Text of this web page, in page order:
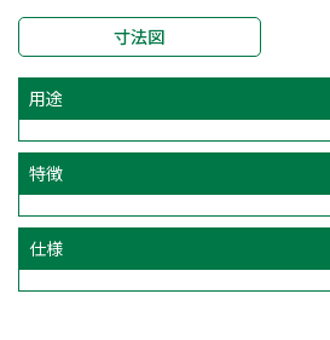
寸法図
用途
特徴
仕様